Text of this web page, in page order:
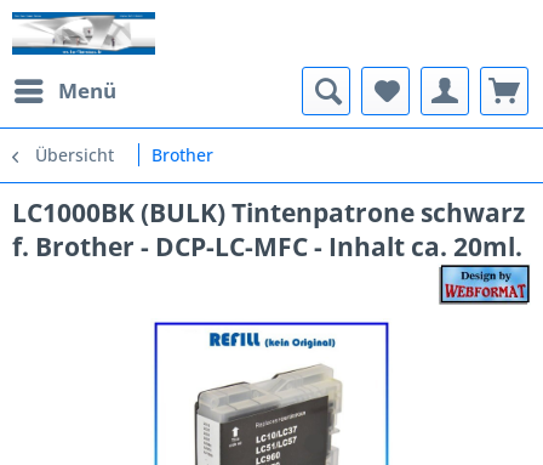
Menü
Übersicht Brother
LC1000BK (BULK) Tintenpatrone schwarz
f. Brother - DCP-LC-MFC - Inhalt ca. 20ml.